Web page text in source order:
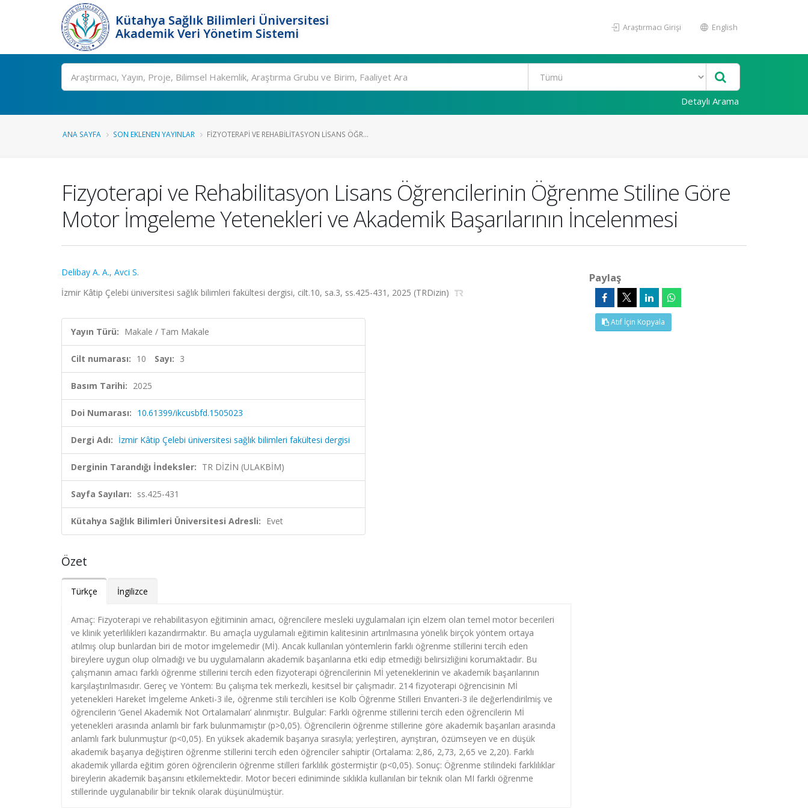
Kütahya Sağlık Bilimleri Üniversitesi
Akademik Veri Yönetim Sistemi
Araştırmacı Girişi English
Ara
Detaylı Arama
ANA SAYFA SON EKLENEN YAYINLAR FIZYOTERAPI VE REHABILITASYON LISANS ÖĞR...
Fizyoterapi ve Rehabilitasyon Lisans Öğrencilerinin Öğrenme Stiline Göre
Motor İmgeleme Yetenekleri ve Akademik Başarılarının İncelenmesi
Delibay A. A., Avci S.
İzmir Kâtip Çelebi üniversitesi sağlık bilimleri fakültesi dergisi, cilt.10, sa.3, ss.425-431, 2025 (TRDizin)
Yayın Türü: Makale / Tam Makale
Cilt numarası: 10 Sayı: 3
Basım Tarihi: 2025
Doi Numarası: 10.61399/ikcusbfd.1505023
Dergi Adı: İzmir Kâtip Çelebi üniversitesi sağlık bilimleri fakültesi dergisi
Derginin Tarandığı İndeksler: TR DİZİN (ULAKBİM)
Sayfa Sayıları: ss.425-431
Kütahya Sağlık Bilimleri Üniversitesi Adresli: Evet
Özet
Türkçe İngilizce
Amaç: Fizyoterapi ve rehabilitasyon eğitiminin amacı, öğrencilere mesleki uygulamaları için elzem olan temel motor becerileri
ve klinik yeterlilikleri kazandırmaktır. Bu amaçla uygulamalı eğitimin kalitesinin artırılmasına yönelik birçok yöntem ortaya
atılmış olup bunlardan biri de motor imgelemedir (Mİ). Ancak kullanılan yöntemlerin farklı öğrenme stillerini tercih eden
bireylere uygun olup olmadığı ve bu uygulamaların akademik başarılarına etki edip etmediği belirsizliğini korumaktadır. Bu
çalışmanın amacı farklı öğrenme stillerini tercih eden fizyoterapi öğrencilerinin Mİ yeteneklerinin ve akademik başarılarının
karşılaştırılmasıdır. Gereç ve Yöntem: Bu çalışma tek merkezli, kesitsel bir çalışmadır. 214 fizyoterapi öğrencisinin Mİ
yetenekleri Hareket İmgeleme Anketi-3 ile, öğrenme stili tercihleri ise Kolb Öğrenme Stilleri Envanteri-3 ile değerlendirilmiş ve
öğrencilerin ‘Genel Akademik Not Ortalamaları’ alınmıştır. Bulgular: Farklı öğrenme stillerini tercih eden öğrencilerin Mİ
yetenekleri arasında anlamlı bir fark bulunmamıştır (p>0,05). Öğrencilerin öğrenme stillerine göre akademik başarıları arasında
anlamlı fark bulunmuştur (p<0,05). En yüksek akademik başarıya sırasıyla; yerleştiren, ayrıştıran, özümseyen ve en düşük
akademik başarıya değiştiren öğrenme stillerini tercih eden öğrenciler sahiptir (Ortalama: 2,86, 2,73, 2,65 ve 2,20). Farklı
akademik yıllarda eğitim gören öğrencilerin öğrenme stilleri farklılık göstermiştir (p<0,05). Sonuç: Öğrenme stilindeki farklılıklar
bireylerin akademik başarısını etkilemektedir. Motor beceri ediniminde sıklıkla kullanılan bir teknik olan MI farklı öğrenme
stillerinde uygulanabilir bir teknik olarak düşünülmüştür.
Paylaş
Atıf İçin Kopyala